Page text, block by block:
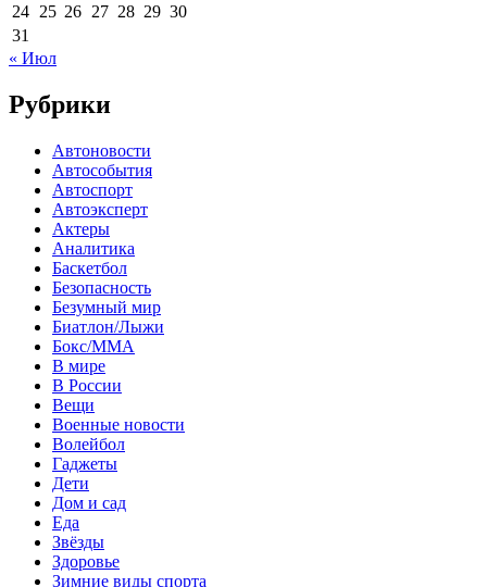
24 25 26 27 28 29 30
31
« Июл
Рубрики
Автоновости
Автособытия
Автоспорт
Автоэксперт
Актеры
Аналитика
Баскетбол
Безопасность
Безумный мир
Биатлон/Лыжи
Бокс/MMA
В мире
В России
Вещи
Военные новости
Волейбол
Гаджеты
Дети
Дом и сад
Еда
Звёзды
Здоровье
Зимние виды спорта